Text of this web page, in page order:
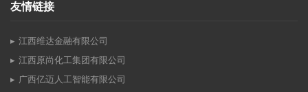
友情链接
江西维达金融有限公司
江西原尚化工集团有限公司
广西亿迈人工智能有限公司